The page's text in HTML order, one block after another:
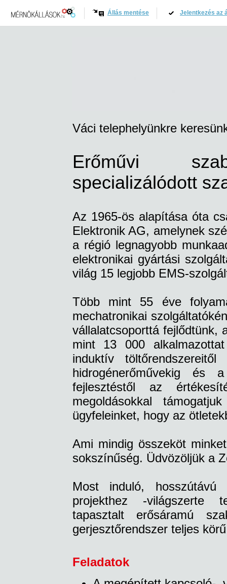
Állás mentése Jelentkezés az
Váci telephelyünkre
Erőművi
specializálódott
Az 1965-ös alapítása óta
Elektronik AG, amelynek
a régió legnagyobb
elektronikai gyártási
világ 15 legjobb EMS-
Több mint 55 éve
mechatronikai
vállalatcsoporttá fejlődtünk,
mint 13 000
induktív
hidrogénerőművekig és
fejlesztéstől az
megoldásokkal
ügyfeleinket, hogy az
Ami mindig összeköt
sokszínűség. Üdvözöljük a
Most induló,
projekthez -világszerte
tapasztalt erősáramú
gerjesztőrendszer teljes
Feladatok